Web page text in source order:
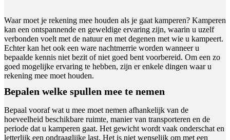
Waar moet je rekening mee houden als je gaat kamperen? Kamperen
kan een ontspannende en geweldige ervaring zijn, waarin u uzelf
verbonden voelt met de natuur en met degenen met wie u kampeert.
Echter kan het ook een ware nachtmerrie worden wanneer u
bepaalde kennis niet bezit of niet goed bent voorbereid. Om een zo
goed mogelijke ervaring te hebben, zijn er enkele dingen waar u
rekening mee moet houden.
Bepalen welke spullen mee te nemen
Bepaal vooraf wat u mee moet nemen afhankelijk van de
hoeveelheid beschikbare ruimte, manier van transporteren en de
periode dat u kamperen gaat. Het gewicht wordt vaak onderschat en
letterlijk een ondraaglijke last. Het is niet wenselijk om met een